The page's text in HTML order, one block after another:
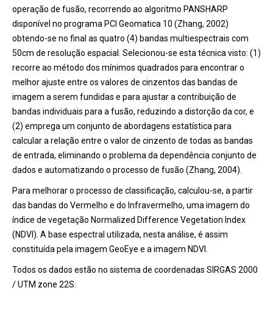
operação de fusão, recorrendo ao algoritmo PANSHARP
disponível no programa PCI Geomatica 10 (Zhang, 2002)
obtendo-se no final as quatro (4) bandas multiespectrais com
50cm de resolução espacial. Selecionou-se esta técnica visto: (1)
recorre ao método dos mínimos quadrados para encontrar o
melhor ajuste entre os valores de cinzentos das bandas de
imagem a serem fundidas e para ajustar a contribuição de
bandas individuais para a fusão, reduzindo a distorção da cor, e
(2) emprega um conjunto de abordagens estatística para
calcular a relação entre o valor de cinzento de todas as bandas
de entrada, eliminando o problema da dependência conjunto de
dados e automatizando o processo de fusão (Zhang, 2004).
Para melhorar o processo de classificação, calculou-se, a partir
das bandas do Vermelho e do Infravermelho, uma imagem do
índice de vegetação Normalized Difference Vegetation Index
(NDVI). A base espectral utilizada, nesta análise, é assim
constituída pela imagem GeoEye e a imagem NDVI.
Todos os dados estão no sistema de coordenadas SIRGAS 2000
/ UTM zone 22S.